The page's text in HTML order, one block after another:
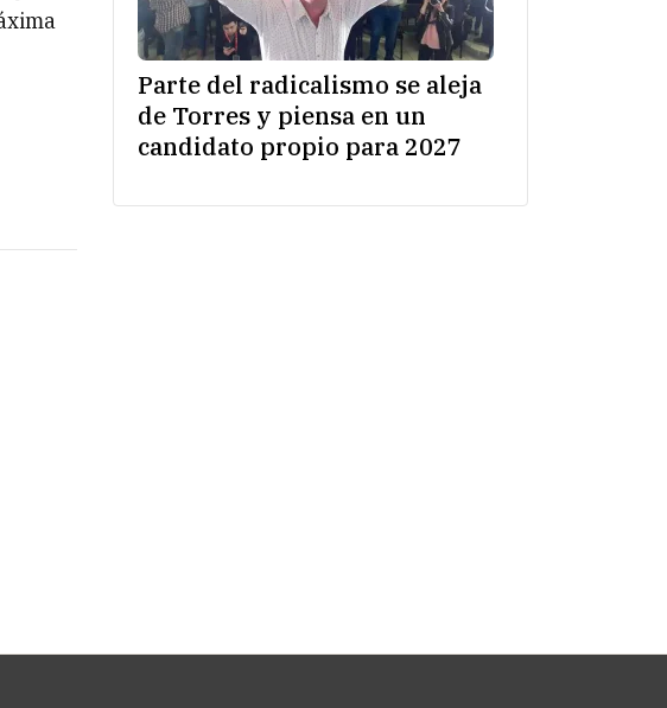
Parte del radicalismo se aleja
de Torres y piensa en un
candidato propio para 2027